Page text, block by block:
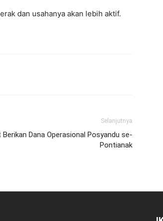
dan usahanya akan lebih aktif.
Selanjutnya
Dana Operasional Posyandu se-
Pontianak